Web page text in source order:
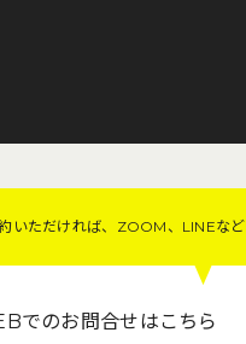
でのお問合せはこちら
いただければ、ZOOM、LINEなど